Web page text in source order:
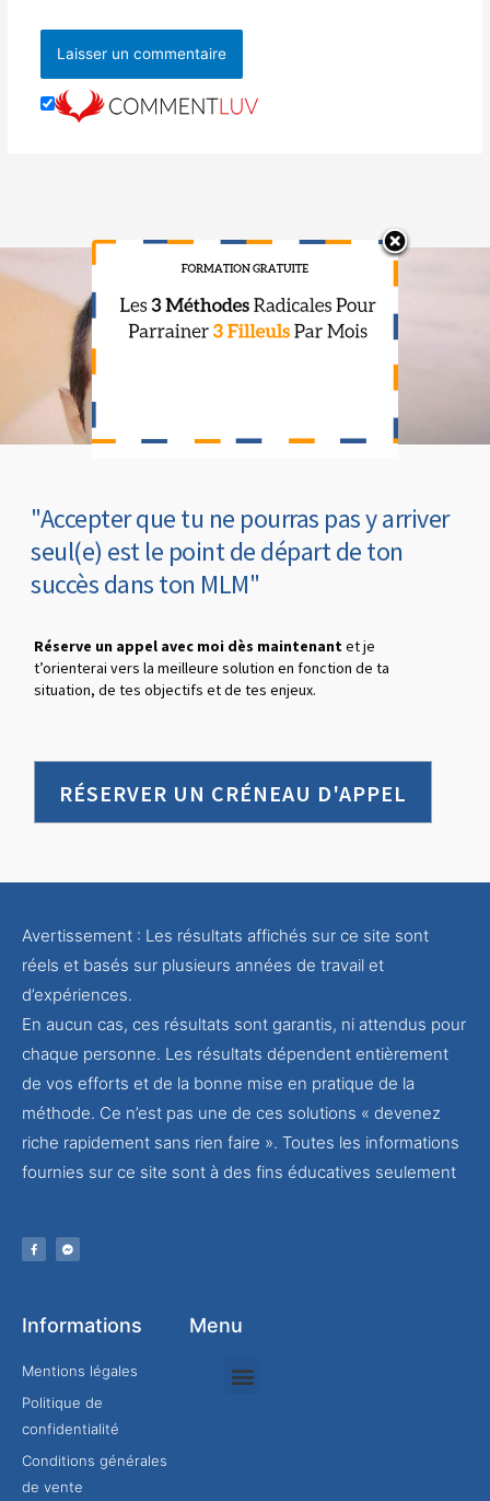
"Accepter que tu ne pourras pas y arriver
seul(e) est le point de départ de ton
succès dans ton MLM"
Réserve un appel avec moi dès maintenantet je
t’orienterai vers la meilleure solution en fonction de ta
situation, de tes objectifs et de tes enjeux.
RÉSERVER UN CRÉNEAU D'APPEL
Avertissement : Les résultats affichés sur ce site sont
réels et basés sur plusieurs années de travail et
d’expériences.
En aucun cas, ces résultats sont garantis, ni attendus pour
chaque personne. Les résultats dépendent entièrement
de vos efforts et de la bonne mise en pratique de la
méthode. Ce n’est pas une de ces solutions « devenez
riche rapidement sans rien faire ». Toutes les informations
fournies sur ce site sont à des fins éducatives seulement
Informations
Mentions légales
Politique de
confidentialité
Conditions générales
de vente
Menu